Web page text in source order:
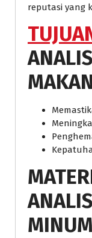
reputasi yang